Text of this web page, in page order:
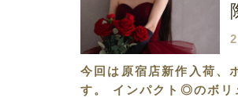
今回は原宿店新作入荷、
す。 インパクト◎のボリ